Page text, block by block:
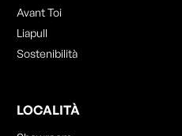
Avant Toi
Liapull
Sostenibilità
LOCALITÀ